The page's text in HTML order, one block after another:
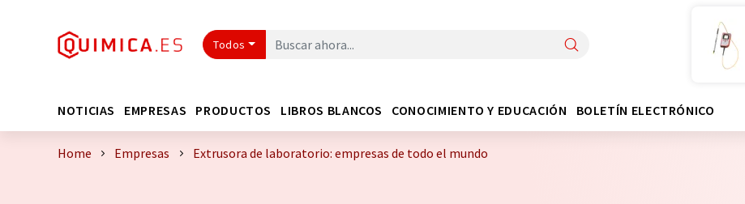
Todos
NOTICIAS EMPRESAS PRODUCTOS LIBROS BLANCOS CONOCIMIENTO Y EDUCACIÓN BOLETÍN ELECTRÓNICO
Home Empresas Extrusora de laboratorio: empresas de todo el mundo